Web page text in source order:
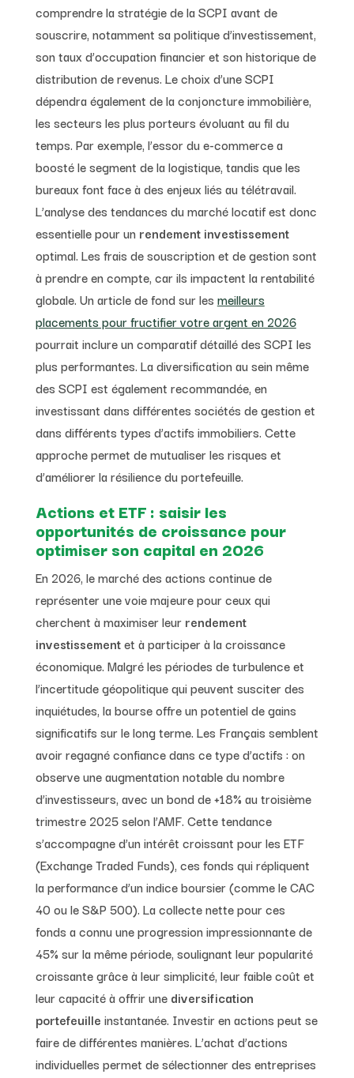
comprendre la stratégie de la SCPI avant de
souscrire, notamment sa politique d’investissement,
son taux d’occupation financier et son historique de
distribution de revenus. Le choix d’une SCPI
dépendra également de la conjoncture immobilière,
les secteurs les plus porteurs évoluant au fil du
temps. Par exemple, l’essor du e-commerce a
boosté le segment de la logistique, tandis que les
bureaux font face à des enjeux liés au télétravail.
L’analyse des tendances du marché locatif est donc
essentielle pour un rendement investissement
optimal. Les frais de souscription et de gestion sont
à prendre en compte, car ils impactent la rentabilité
globale. Un article de fond sur les meilleurs
placements pour fructifier votre argent en 2026
pourrait inclure un comparatif détaillé des SCPI les
plus performantes. La diversification au sein même
des SCPI est également recommandée, en
investissant dans différentes sociétés de gestion et
dans différents types d’actifs immobiliers. Cette
approche permet de mutualiser les risques et
d’améliorer la résilience du portefeuille.
Actions et ETF : saisir les
opportunités de croissance pour
optimiser son capital en 2026
En 2026, le marché des actions continue de
représenter une voie majeure pour ceux qui
cherchent à maximiser leur rendement
investissementet à participer à la croissance
économique. Malgré les périodes de turbulence et
l’incertitude géopolitique qui peuvent susciter des
inquiétudes, la bourse offre un potentiel de gains
significatifs sur le long terme. Les Français semblent
avoir regagné confiance dans ce type d’actifs : on
observe une augmentation notable du nombre
d’investisseurs, avec un bond de +18% au troisième
trimestre 2025 selon l’AMF. Cette tendance
s’accompagne d’un intérêt croissant pour les ETF
(Exchange Traded Funds), ces fonds qui répliquent
la performance d’un indice boursier (comme le CAC
40 ou le S&P 500). La collecte nette pour ces
fonds a connu une progression impressionnante de
45% sur la même période, soulignant leur popularité
croissante grâce à leur simplicité, leur faible coût et
leur capacité à offrir une diversification
portefeuille instantanée. Investir en actions peut se
faire de différentes manières. L’achat d’actions
individuelles permet de sélectionner des entreprises